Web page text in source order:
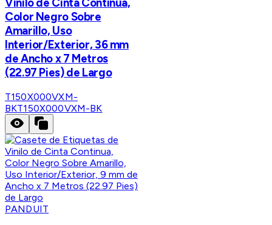
Color Negro Sobre
Amarillo, Uso
Interior/Exterior, 36 mm
de Ancho x 7 Metros
(22.97 Pies) de Largo
T150X000VXM-
BKT150X000VXM-BK
PANDUIT